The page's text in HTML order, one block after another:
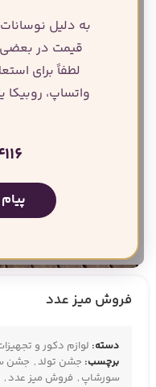
به دلیل
قیمت در بعضی
لطفاً برای
واتساپ، روبیکا
فروش میز عدد
دسته: لوازم دکور و
برچسب: جشن تولد, جشن
سورشاپ , فروش میز عدد,